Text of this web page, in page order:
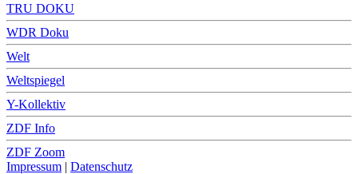
TRU DOKU
WDR Doku
Welt
Weltspiegel
Y-Kollektiv
ZDF Info
ZDF Zoom
Impressum | Datenschutz